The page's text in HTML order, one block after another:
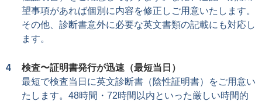
望事項があれば個別に内容を修正しご用意いたします。
その他、診断書意外に必要な英文書類の記載にも対応し
ます。
検査〜証明書発行が迅速（最短当日）
最短で検査当日に英文診断書（陰性証明書）をご用意い
たします。48時間・72時間以内といった厳しい時間的